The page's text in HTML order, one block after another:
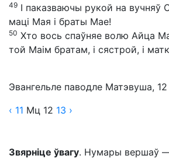
49 І паказваючы рукой на вучняў
маці Мая і браты Мае!
50 Хто вось спаўняе волю Айца
той Маім братам, і сястрой, і
Эвангельле паводле Матэвуша,
‹ 11 Мц 12 13 ›
Звярніце ўвагу. Нумары вершаў —